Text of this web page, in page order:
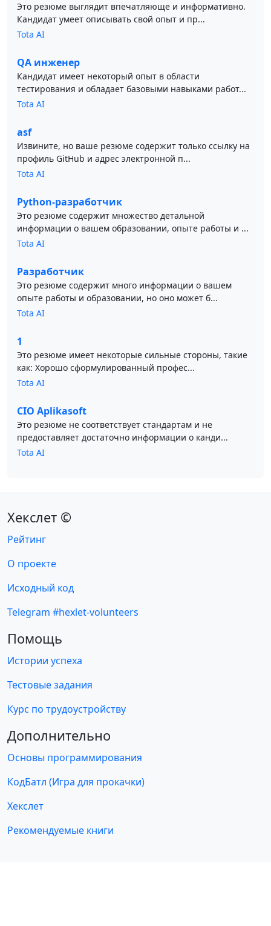
Это резюме выглядит впечатляюще и информативно.
Кандидат умеет описывать свой опыт и пр...
Tota AI
QA инженер
Кандидат имеет некоторый опыт в области
тестирования и обладает базовыми навыками работ...
Tota AI
asf
Извините, но ваше резюме содержит только ссылку на
профиль GitHub и адрес электронной п...
Tota AI
Python-разработчик
Это резюме содержит множество детальной
информации о вашем образовании, опыте работы и ...
Tota AI
Разработчик
Это резюме содержит много информации о вашем
опыте работы и образовании, но оно может б...
Tota AI
1
Это резюме имеет некоторые сильные стороны, такие
как: Хорошо сформулированный профес...
Tota AI
CIO Aplikasoft
Это резюме не соответствует стандартам и не
предоставляет достаточно информации о канди...
Tota AI
Хекслет ©
Рейтинг
О проекте
Исходный код
Telegram #hexlet-volunteers
Помощь
Истории успеха
Тестовые задания
Курс по трудоустройству
Дополнительно
Основы программирования
КодБатл (Игра для прокачки)
Хекслет
Рекомендуемые книги